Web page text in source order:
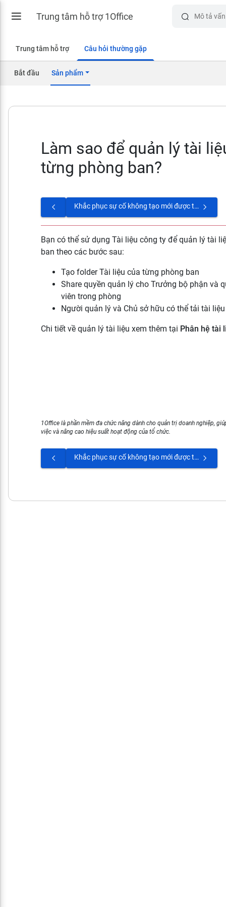
Trung tâm hỗ trợ 1Office
Trung tâm hỗ trợ Câu hỏi thường gặp
Bắt đầu Sản phẩm
Làm sao để quản lý tài
từng phòng ban?
Khắc phục sự cố không tạo mới được tài liệu đính kèm
Bạn có thể sử dụng Tài liệu công ty để quản lý tài
ban theo các bước sau:
Tạo folder Tài liệu của từng phòng ban
Share quyền quản lý cho Trưởng bộ phận và
viên trong phòng
Người quản lý và Chủ sở hữu có thể tải tài
Chi tiết về quản lý tài liệu xem thêm tại Phân hệ tài
1Office là phần mềm đa chức năng dành cho quản trị doanh nghiệp,
việc và nâng cao hiệu suất hoạt động của tổ chức.
Khắc phục sự cố không tạo mới được tài liệu đính kèm